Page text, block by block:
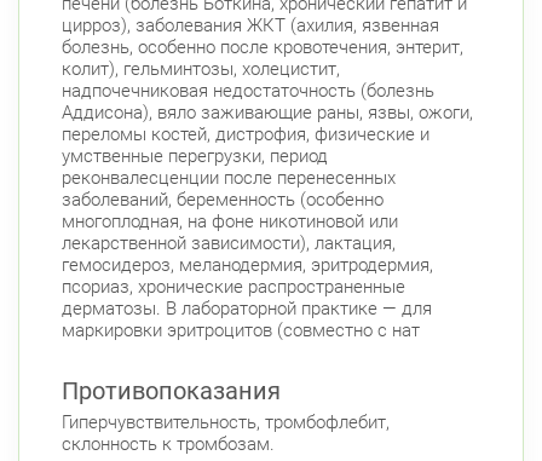
ул. Чудновского, д. 19 (Российский пр., д. 7)
Круглосуточно
Проспект Большевиков
ул. Дыбенко ул., д. 8, к. 3 Круглосуточно
Улица Дыбенко
Петроградский район
Чкаловский пр., д. 60 Круглосуточно
Петроградская
Спортивная
Чкаловская
Б. Монетная ул., д. 10 Круглосуточно
Горьковская
Петроградская
Приморский район
Туристская ул., д.28 к.1 Круглосуточно
Беговая
цирроз), заболевания ЖКТ (ахилия, язвенная
болезнь, особенно после кровотечения, энтерит,
колит), гельминтозы, холецистит,
надпочечниковая недостаточность (болезнь
Аддисона), вяло заживающие раны, язвы, ожоги,
переломы костей, дистрофия, физические и
умственные перегрузки, период
реконвалесценции после перенесенных
заболеваний, беременность (особенно
многоплодная, на фоне никотиновой или
лекарственной зависимости), лактация,
гемосидероз, меланодермия, эритродермия,
псориаз, хронические распространенные
дерматозы. В лабораторной практике — для
маркировки эритроцитов (совместно с нат
Противопоказания
Гиперчувствительность, тромбофлебит,
склонность к тромбозам.